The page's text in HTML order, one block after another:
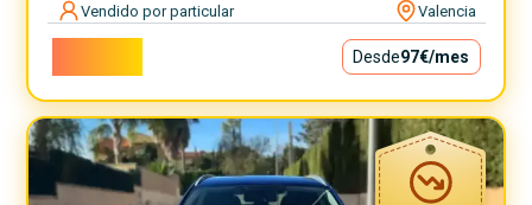
Vendido por particular Valencia
Desde97€/mes